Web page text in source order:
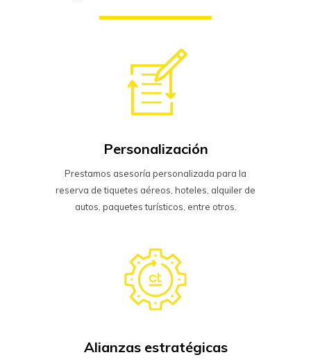
Personalización
Prestamos asesoría personalizada para la
reserva de tiquetes aéreos, hoteles, alquiler de
autos, paquetes turísticos, entre otros.
Alianzas estratégicas